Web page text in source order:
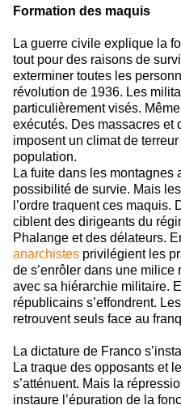
Formation des maquis
La guerre civile explique la
tout pour des raisons de
exterminer toutes les
révolution de 1936. Les
particulièrement visés.
exécutés. Des massacres et
imposent un climat de
population.
La fuite dans les montagnes
possibilité de survie. Mais
l’ordre traquent ces maquis.
ciblent des dirigeants du
Phalange et des délateurs.
anarchistes privilégient les
de s’enrôler dans une
avec sa hiérarchie militaire.
républicains s’effondrent.
retrouvent seuls face au
La dictature de Franco
La traque des opposants et
s’atténuent. Mais la
instaure l’épuration de la